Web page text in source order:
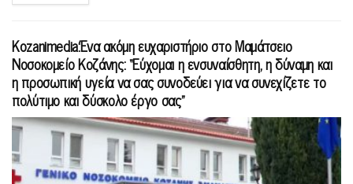
Kozanimedia:Ένα ακόμη ευχαριστήριο στο Μαμάτσειο
Νοσοκομείο Κοζάνης: “Εύχομαι η ενσυναίσθητη, η δύναμη και
η προσωπική υγεία να σας συνοδεύει για να συνεχίζετε το
πολύτιμο και δύσκολο έργο σας”